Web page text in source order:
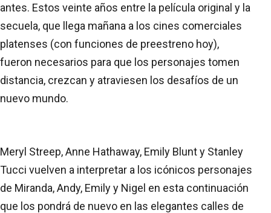
antes. Estos veinte años entre la película original y la
secuela, que llega mañana a los cines comerciales
platenses (con funciones de preestreno hoy),
fueron necesarios para que los personajes tomen
distancia, crezcan y atraviesen los desafíos de un
nuevo mundo.
Meryl Streep, Anne Hathaway, Emily Blunt y Stanley
Tucci vuelven a interpretar a los icónicos personajes
de Miranda, Andy, Emily y Nigel en esta continuación
que los pondrá de nuevo en las elegantes calles de